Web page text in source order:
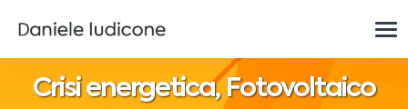
Crisi energetica, Fotovoltaico